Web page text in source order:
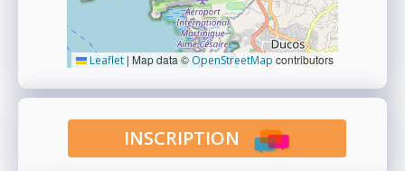
Leaflet | Map data © OpenStreetMap contributors
INSCRIPTION